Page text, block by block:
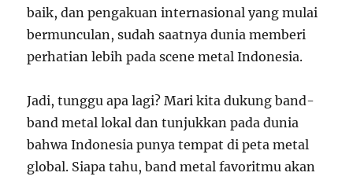
baik, dan pengakuan internasional yang mulai
bermunculan, sudah saatnya dunia memberi
perhatian lebih pada scene metal Indonesia.
Jadi, tunggu apa lagi? Mari kita dukung band-
band metal lokal dan tunjukkan pada dunia
bahwa Indonesia punya tempat di peta metal
global. Siapa tahu, band metal favoritmu akan